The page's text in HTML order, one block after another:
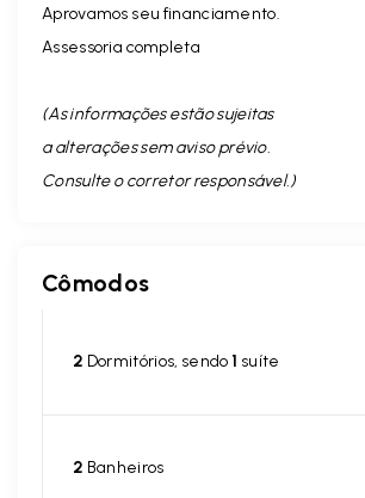
Aprovamos seu financiamento.
Assessoria completa
(As informações estão sujeitas
a alterações sem aviso prévio.
Consulte o corretor responsável. )
Cômodos
2 Dormitórios, sendo1 suíte
2 Banheiros